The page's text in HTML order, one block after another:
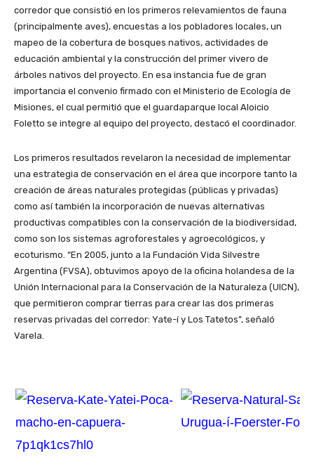
corredor que consistió en los primeros relevamientos de fauna
(principalmente aves), encuestas a los pobladores locales, un
mapeo de la cobertura de bosques nativos, actividades de
educación ambiental y la construcción del primer vivero de
árboles nativos del proyecto. En esa instancia fue de gran
importancia el convenio firmado con el Ministerio de Ecología de
Misiones, el cual permitió que el guardaparque local Aloicio
Foletto se integre al equipo del proyecto, destacó el coordinador.
Los primeros resultados revelaron la necesidad de implementar
una estrategia de conservación en el área que incorpore tanto la
creación de áreas naturales protegidas (públicas y privadas)
como así también la incorporación de nuevas alternativas
productivas compatibles con la conservación de la biodiversidad,
como son los sistemas agroforestales y agroecológicos, y
ecoturismo. “En 2005, junto a la Fundación Vida Silvestre
Argentina (FVSA), obtuvimos apoyo de la oficina holandesa de la
Unión Internacional para la Conservación de la Naturaleza (UICN),
que permitieron comprar tierras para crear las dos primeras
reservas privadas del corredor: Yate-í y Los Tatetos”, señaló
Varela.